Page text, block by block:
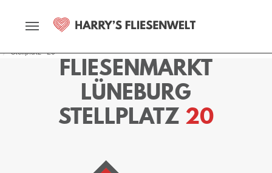
Stellplatz - 20
FLIESENMARKT
LÜNEBURG
STELLPLATZ 20